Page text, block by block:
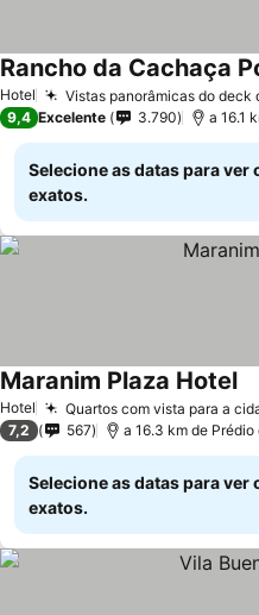
Hotel Vistas panorâmicas do deck
Rancho da Cachaça
9,4 Excelente 3.790
Selecione as datas para ver
exatos.
Hotel Quartos com vista para a
Maranim Plaza Hotel
7,2 567 a 16.3 km de
Selecione as datas para ver
exatos.